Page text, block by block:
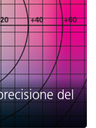
del